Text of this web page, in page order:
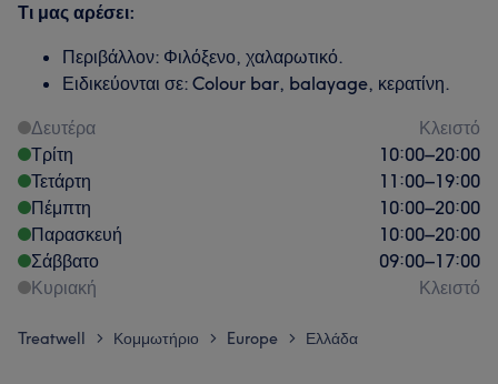
Τι μας αρέσει:
Περιβάλλον: Φιλόξενο, χαλαρωτικό.
Ειδικεύονται σε: Colour bar, balayage, κερατίνη.
Δευτέρα
Κλειστό
Τρίτη
10:00–20:00
Τετάρτη
11:00–19:00
Πέμπτη
10:00–20:00
Παρασκευή
10:00–20:00
Σάββατο
09:00–17:00
Κυριακή
Κλειστό
Treatwell > Κομμωτήριο > Europe > Ελλάδα